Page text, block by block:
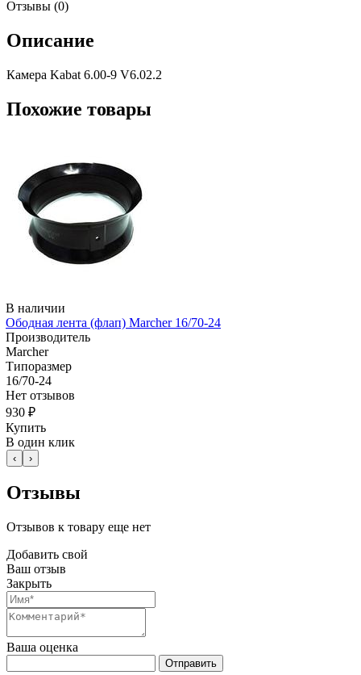
Отзывы (0)
Описание
Камера Kabat 6.00-9 V6.02.2
Похожие товары
В наличии
Ободная лента (флап) Marcher 16/70-24
Производитель
Marcher
Типоразмер
16/70-24
Нет отзывов
930 ₽
Купить
В один клик
‹ ›
Отзывы
Отзывов к товару еще нет
Добавить свой
Ваш отзыв
Закрыть
Ваша оценка
Отправить